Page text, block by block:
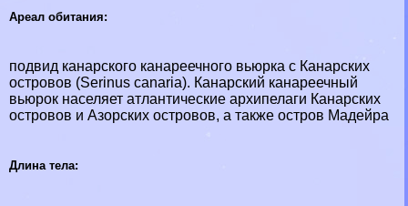
Ареал обитания:
подвид канарского канареечного вьюрка с Канарских
островов (Serinus canaria). Канарский канареечный
вьюрок населяет атлантические архипелаги Канарских
островов и Азорских островов, а также остров Мадейра
Длина тела: